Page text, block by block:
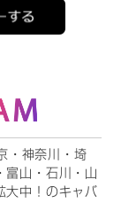
・神奈川・埼
富山・石川・山
大中！のキャバ